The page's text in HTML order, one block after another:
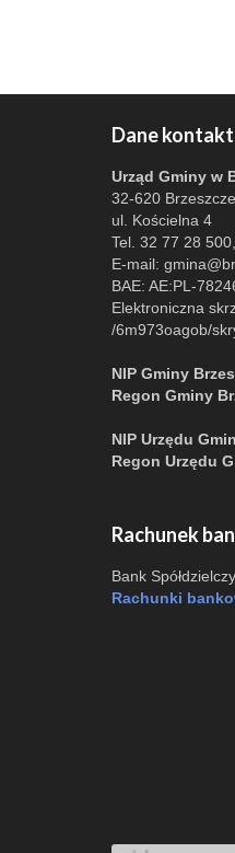
Dane
Urząd Gminy w
32-620 Brzeszcze
ul. Kościelna 4
Tel. 32 77 28
E-mail:
BAE: AE:PL-
Elektroniczna
/6m973oagob/
NIP Gminy
Regon Gminy
NIP Urzędu
Regon Urzędu
Rachunek
Bank
Rachunki